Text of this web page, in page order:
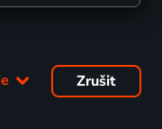
Zrušit